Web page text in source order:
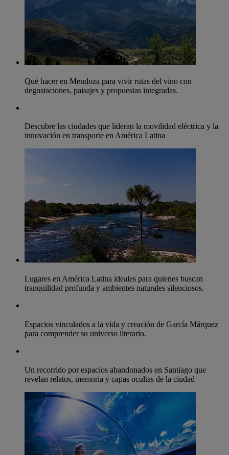
Qué hacer en Mendoza para vivir rutas del vino con
degustaciones, paisajes y propuestas integradas.
Descubre las ciudades que lideran la movilidad eléctrica y la
innovación en transporte en América Latina
Lugares en América Latina ideales para quienes buscan
tranquilidad profunda y ambientes naturales silenciosos.
Espacios vinculados a la vida y creación de García Márquez
para comprender su universo literario.
Un recorrido por espacios abandonados en Santiago que
revelan relatos, memoria y capas ocultas de la ciudad